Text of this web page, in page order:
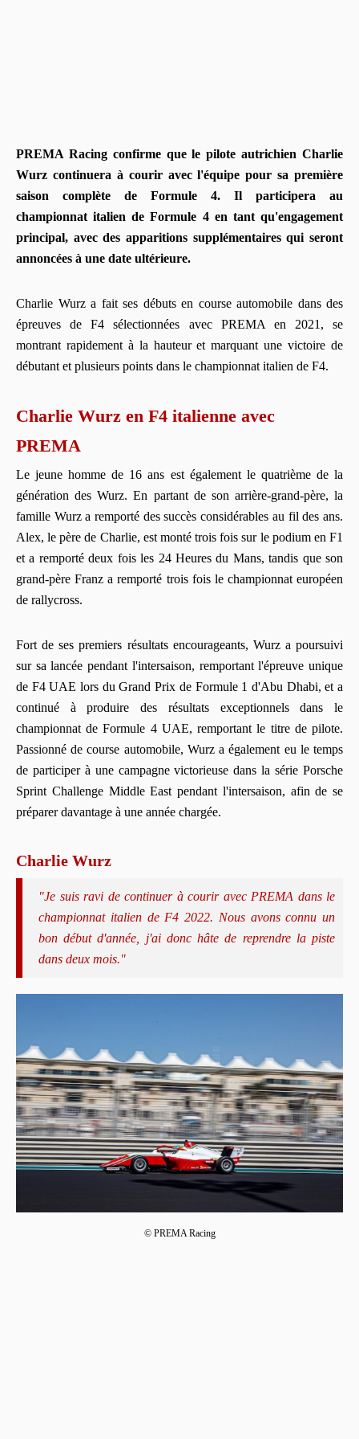
PREMA Racing confirme que le pilote autrichien Charlie
Wurz continuera à courir avec l'équipe pour sa première
saison complète de Formule 4. Il participera au
championnat italien de Formule 4 en tant qu'engagement
principal, avec des apparitions supplémentaires qui seront
annoncées à une date ultérieure.
Charlie Wurz a fait ses débuts en course automobile dans des
épreuves de F4 sélectionnées avec PREMA en 2021, se
montrant rapidement à la hauteur et marquant une victoire de
débutant et plusieurs points dans le championnat italien de F4.
Charlie Wurz en F4 italienne avec
PREMA
Le jeune homme de 16 ans est également le quatrième de la
génération des Wurz. En partant de son arrière-grand-père, la
famille Wurz a remporté des succès considérables au fil des ans.
Alex, le père de Charlie, est monté trois fois sur le podium en F1
et a remporté deux fois les 24 Heures du Mans, tandis que son
grand-père Franz a remporté trois fois le championnat européen
de rallycross.
Fort de ses premiers résultats encourageants, Wurz a poursuivi
sur sa lancée pendant l'intersaison, remportant l'épreuve unique
de F4 UAE lors du Grand Prix de Formule 1 d'Abu Dhabi, et a
continué à produire des résultats exceptionnels dans le
championnat de Formule 4 UAE, remportant le titre de pilote.
Passionné de course automobile, Wurz a également eu le temps
de participer à une campagne victorieuse dans la série Porsche
Sprint Challenge Middle East pendant l'intersaison, afin de se
préparer davantage à une année chargée.
Charlie Wurz
"Je suis ravi de continuer à courir avec PREMA dans le
championnat italien de F4 2022. Nous avons connu un
bon début d'année, j'ai donc hâte de reprendre la piste
dans deux mois."
© PREMA Racing